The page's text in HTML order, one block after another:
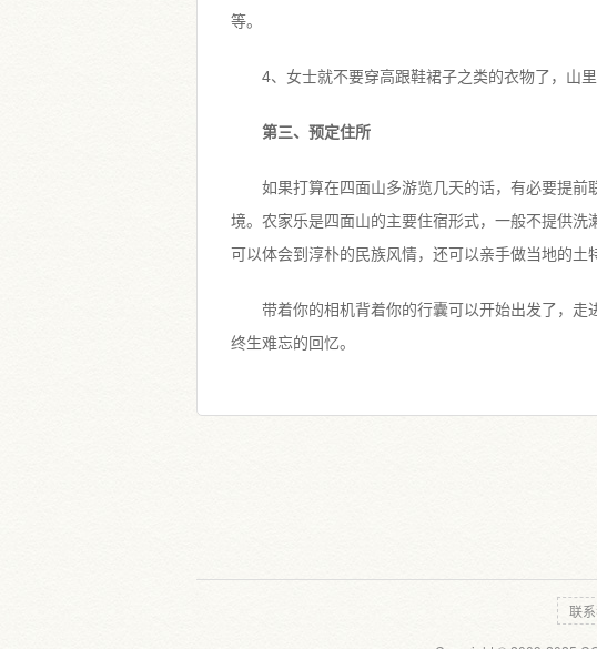
等。
4、女士就不要穿高跟鞋裙子之类的衣物了，山
第三、预定住所
如果打算在四面山多游览几天的话，有必要提
境。农家乐是四面山的主要住宿形式，一般不提供
可以体会到淳朴的民族风情，还可以亲手做当地的土
带着你的相机背着你的行囊可以开始出发了，
终生难忘的回忆。
联